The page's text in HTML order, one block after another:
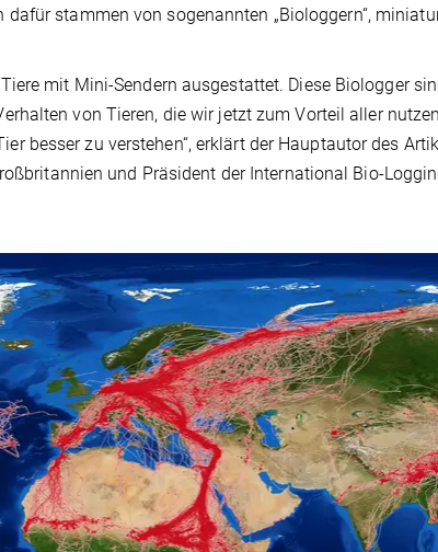
stammen von sogenannten „Biologgern“,
mit Mini-Sendern ausgestattet. Diese Biologger
von Tieren, die wir jetzt zum Vorteil aller
besser zu verstehen“, erklärt der Hauptautor des
und Präsident der International Bio-